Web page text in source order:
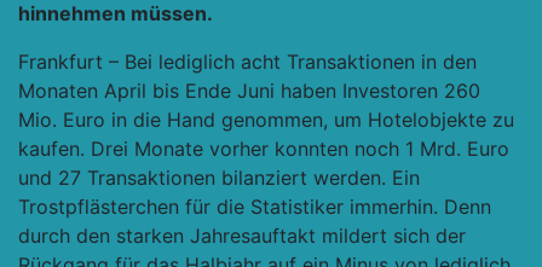
hinnehmen müssen.
Frankfurt – Bei lediglich acht Transaktionen in den
Monaten April bis Ende Juni haben Investoren 260
Mio. Euro in die Hand genommen, um Hotelobjekte zu
kaufen. Drei Monate vorher konnten noch 1 Mrd. Euro
und 27 Transaktionen bilanziert werden. Ein
Trostpflästerchen für die Statistiker immerhin. Denn
durch den starken Jahresauftakt mildert sich der